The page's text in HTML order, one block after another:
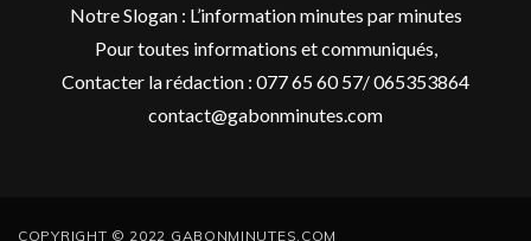
Notre Slogan : L’information minutes par minutes
Pour toutes informations et communiqués,
Contacter la rédaction : 077 65 60 57/ 065353864
contact@gabonminutes.com
COPYRIGHT © 2022 GABONMINUTES.COM